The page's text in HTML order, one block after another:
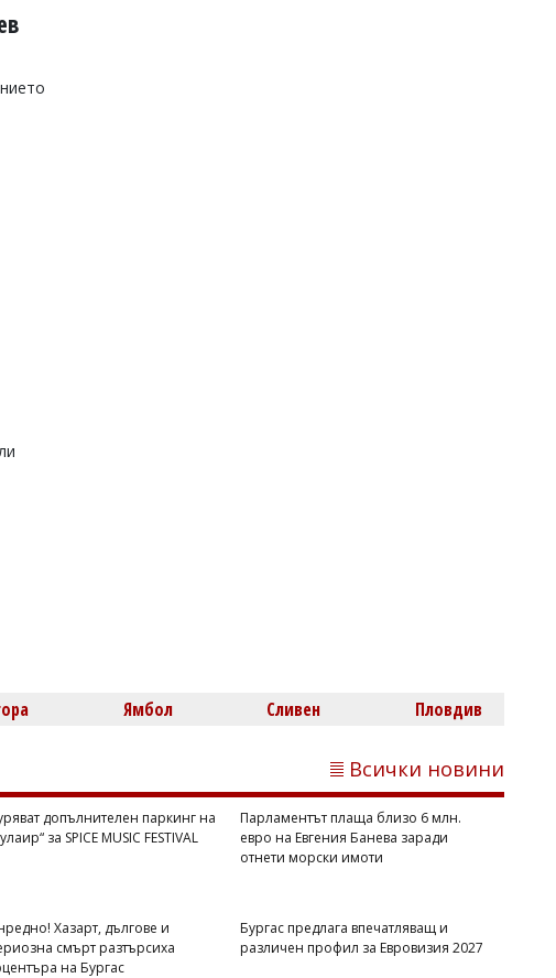
Флагман.БГ
Педофил ли е убитият на Младежкия
хълм в Пловдив
Ямбол Сливен Пловдив
Всички новини
допълнителен паркинг на
за SPICE MUSIC FESTIVAL
Парламентът плаща близо 6 млн.
евро на Евгения Банева заради
отнети морски имоти
Хазарт, дългове и
смърт разтърсиха
на Бургас
Бургас предлага впечатляващ и
различен профил за Евровизия 2027